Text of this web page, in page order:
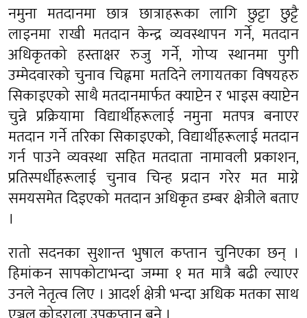
नमुना मतदानमा छात्र छात्राहरूका लागि छुट्टा छुट्टै
लाइनमा राखी मतदान केन्द्र व्यवस्थापन गर्ने, मतदान
अधिकृतको हस्ताक्षर रुजु गर्ने, गोप्य स्थानमा पुगी
उम्मेदवारको चुनाव चिह्नमा मतदिने लगायतका विषयहरु
सिकाइएको साथै मतदानमार्फत क्याप्टेन र भाइस क्याप्टेन
चुन्ने प्रक्रियामा विद्यार्थीहरूलाई नमुना मतपत्र बनाएर
मतदान गर्ने तरिका सिकाइएको, विद्यार्थीहरूलाई मतदान
गर्न पाउने व्यवस्था सहित मतदाता नामावली प्रकाशन,
प्रतिस्पर्धीहरूलाई चुनाव चिन्ह प्रदान गरेर मत माग्ने
समयसमेत दिइएको मतदान अधिकृत डम्बर क्षेत्रीले बताए
।
रातो सदनका सुशान्त भुषाल कप्तान चुनिएका छन् ।
हिमांकन सापकोटाभन्दा जम्मा १ मत मात्रै बढी ल्याएर
उनले नेतृत्व लिए । आदर्श क्षेत्री भन्दा अधिक मतका साथ